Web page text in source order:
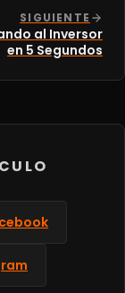
SIGUIENTE
al Inversor
en 5 Segundos